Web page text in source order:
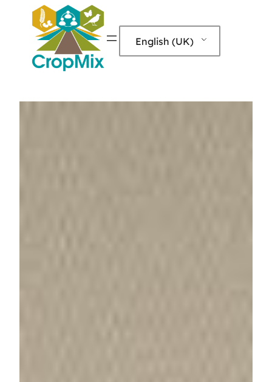
English (UK)